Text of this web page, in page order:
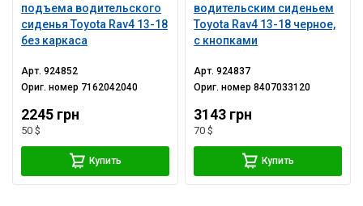
подъема водительского
сиденья Toyota Rav4 13-18
без каркаса
Арт.924852
Ориг. номер 7162042040
2245 грн
50 $
Купить
водительским сиденьем
Toyota Rav4 13-18 черное,
с кнопками
Арт.924837
Ориг. номер8407033120
3143 грн
70 $
Купить